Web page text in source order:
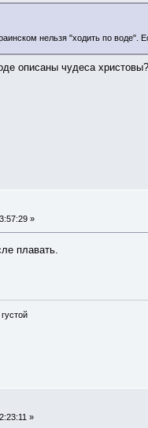
нельзя "ходить по воде".
описаны чудеса
»
плавать.
»